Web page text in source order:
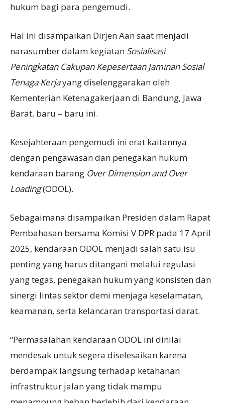
hukum bagi para pengemudi.
Hal ini disampaikan Dirjen Aan saat menjadi
narasumber dalam kegiatan Sosialisasi
Peningkatan Cakupan Kepesertaan Jaminan Sosial
Tenaga Kerjayang diselenggarakan oleh
Kementerian Ketenagakerjaan di Bandung, Jawa
Barat, baru – baru ini.
Kesejahteraan pengemudi ini erat kaitannya
dengan pengawasan dan penegakan hukum
kendaraan barang Over Dimension and Over
Loading(ODOL).
Sebagaimana disampaikan Presiden dalam Rapat
Pembahasan bersama Komisi V DPR pada 17 April
2025, kendaraan ODOL menjadi salah satu isu
penting yang harus ditangani melalui regulasi
yang tegas, penegakan hukum yang konsisten dan
sinergi lintas sektor demi menjaga keselamatan,
keamanan, serta kelancaran transportasi darat.
“Permasalahan kendaraan ODOL ini dinilai
mendesak untuk segera diselesaikan karena
berdampak langsung terhadap ketahanan
infrastruktur jalan yang tidak mampu